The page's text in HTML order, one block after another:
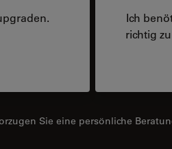
Ich
richtig
Sie eine persönliche